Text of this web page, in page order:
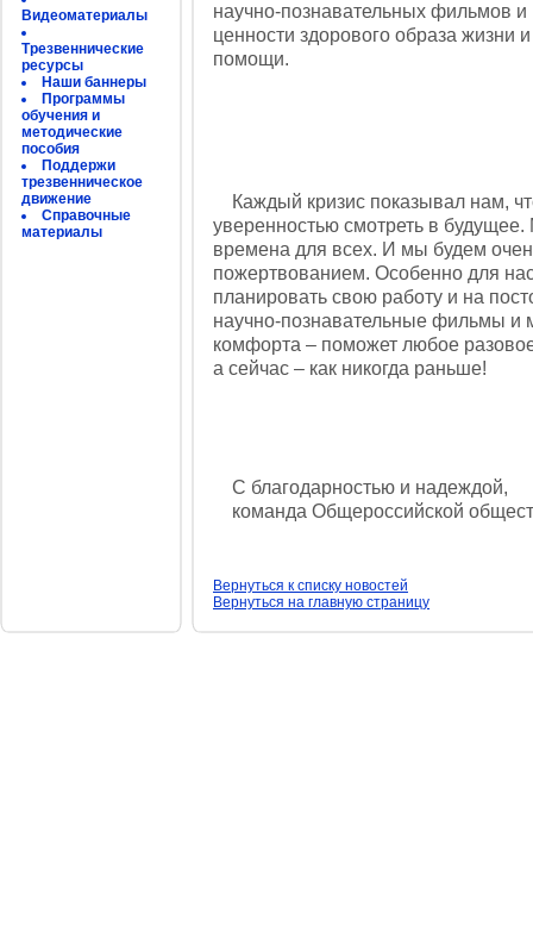
Видеоматериалы
Трезвеннические
ресурсы
Наши баннеры
Программы
обучения и
методические
пособия
Поддержи
трезвенническое
движение
Справочные
материалы
научно-познавательных фильмов
ценности здорового образа
помощи.
Каждый кризис показывал нам,
уверенностью смотреть в
времена для всех. И мы будем
пожертвованием. Особенно для
планировать свою работу и на
научно-познавательные фильмы
комфорта – поможет любое
а сейчас – как никогда раньше!
С благодарностью и надеждой,
команда Общероссийской
Вернуться к списку новостей
Вернуться на главную страницу